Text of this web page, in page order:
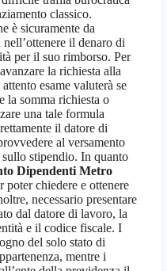
classico.
è sicuramente da
il denaro di
per il suo rimborso. Per
la richiesta alla
esame valuterà se
la somma richiesta o
una tale formula
il datore di
al versamento
stipendio. In quanto
Dipendenti Metro
chiedere e ottenere
necessario presentare
dal datore di lavoro, la
e il codice fiscale. I
del solo stato di
mentre i